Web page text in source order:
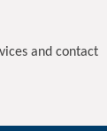
and contact